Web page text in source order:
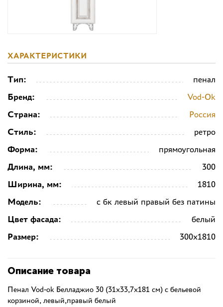
ХАРАКТЕРИСТИКИ
Тип:
пенал
Бренд:
Vod-Ok
Страна:
Россия
Стиль:
ретро
Форма:
прямоугольная
Длина, мм:
300
Ширина, мм:
1810
Модель:
с бк левый правый без патины
Цвет фасада:
белый
Размер:
300х1810
Описание товара
Пенал Vod-ok Белладжио 30 (31x33,7x181 см) с бельевой
корзиной, левый,правый белый